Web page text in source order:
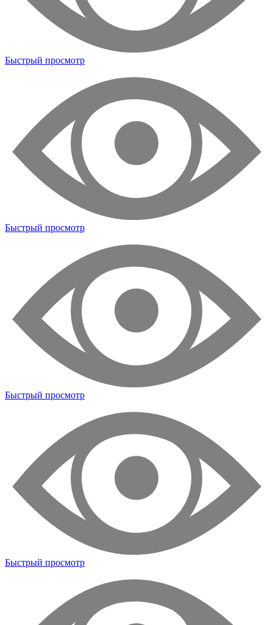
Быстрый просмотр
Быстрый просмотр
Быстрый просмотр
Быстрый просмотр